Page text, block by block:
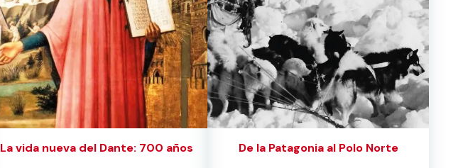
La vida nueva del Dante: 700 años De la Patagonia al Polo Norte